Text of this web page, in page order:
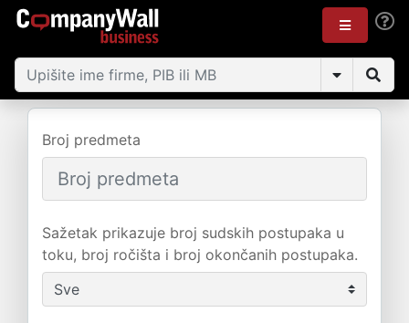
Broj predmeta
Sažetak prikazuje broj sudskih postupaka u
toku, broj ročišta i broj okončanih postupaka.